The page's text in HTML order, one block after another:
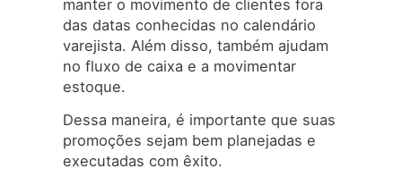
manter o movimento de clientes fora
das datas conhecidas no calendário
varejista. Além disso, também ajudam
no fluxo de caixa e a movimentar
estoque.
Dessa maneira, é importante que suas
promoções sejam bem planejadas e
executadas com êxito.